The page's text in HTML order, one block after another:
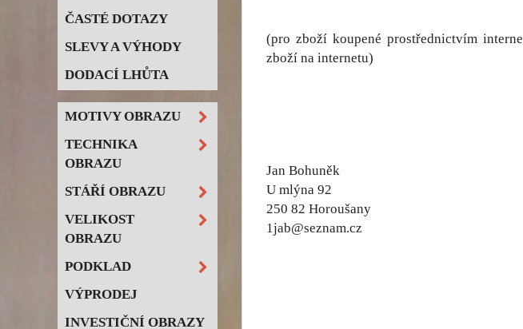
(pro zboží koupené prostřednictvím
zboží na internetu)
Jan Bohuněk
U mlýna 92
250 82 Horoušany
1jab@seznam.cz
ČASTÉ DOTAZY
SLEVY A VÝHODY
DODACÍ LHŮTA
MOTIVY OBRAZU
TECHNIKA
OBRAZU
STÁŘÍ OBRAZU
VELIKOST
OBRAZU
PODKLAD
VÝPRODEJ
INVESTIČNÍ OBRAZY